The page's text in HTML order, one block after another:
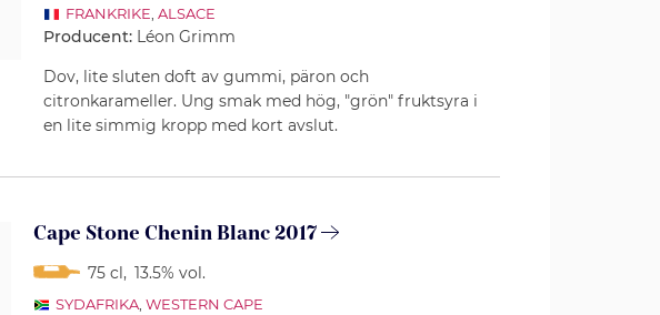
FRANKRIKE ALSACE
Producent: Léon Grimm
Dov, lite sluten doft av gummi, päron och
citronkarameller. Ung smak med hög, "grön" fruktsyra i
en lite simmig kropp med kort avslut.
Cape Stone Chenin Blanc 2017
75 cl, 13.5% vol.
SYDAFRIKA, WESTERN CAPE